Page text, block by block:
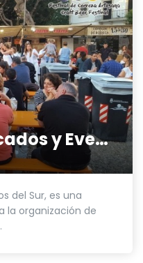
Mervensur- Mercados y Eventos Sur
del Sur, es una
la organización de